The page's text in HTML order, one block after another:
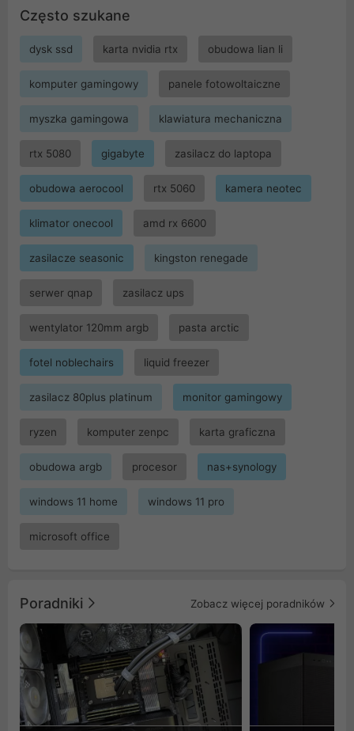
Często szukane
dysk ssd karta nvidia rtx obudowa lian li
komputer gamingowy panele fotowoltaiczne
myszka gamingowa klawiatura mechaniczna
rtx 5080 gigabyte zasilacz do laptopa
obudowa aerocool rtx 5060 kamera neotec
klimator onecool amd rx 6600
zasilacze seasonic kingston renegade
serwer qnap zasilacz ups
wentylator 120mm argb pasta arctic
fotel noblechairs liquid freezer
zasilacz 80plus platinum monitor gamingowy
ryzen komputer zenpc karta graficzna
obudowa argb procesor nas+synology
windows 11 home windows 11 pro
microsoft office
Poradniki Zobacz więcej poradników